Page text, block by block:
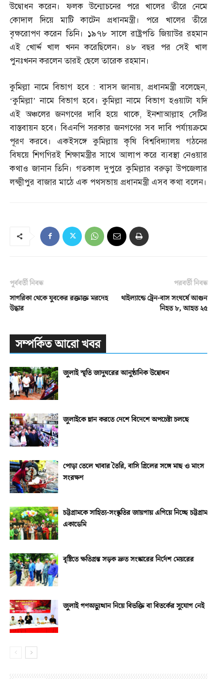
উদ্বোধন করেন। ফলক উন্মোচনের পরে খালের তীরে নেমে
কোদাল দিয়ে মাটি কাটেন প্রধানমন্ত্রী। পরে খালের তীরে
বৃক্ষরোপণ করেন তিনি। ১৯৭৮ সালে রাষ্ট্রপতি জিয়াউর রহমান
এই খোর্দ্দ খাল খনন করেছিলেন। ৪৮ বছর পর সেই খাল
পুনঃখনন করলেন তারই ছেলে তারেক রহমান।
কুমিল্লা নামে বিভাগ হবে :বাসস জানায়, প্রধানমন্ত্রী বলেছেন,
‘কুমিল্লা’ নামে বিভাগ হবে। কুমিল্লা নামে বিভাগ হওয়াটা যদি
এই অঞ্চলের জনগণের দাবি হয়ে থাকে,ইনশাআল্লাহ সেটির
বাস্তবায়ন হবে। বিএনপি সরকার জনগণের সব দাবি পর্যায়ক্রমে
পূরণ করবে। একইসঙ্গে কুমিল্লায় কৃষি বিশ্ববিদ্যালয় গঠনের
বিষয়ে শিগগিরই শিক্ষামন্ত্রীর সাথে আলাপ করে ব্যবস্থা নেওয়ার
কথাও জানান তিনি। গতকাল দুপুরে কুমিল্লার বরুড়া উপজেলার
লক্ষ্মীপুর বাজার মাঠে এক পথসভায় প্রধানমন্ত্রী এসব কথা বলেন।
পূর্ববর্তী নিবন্ধ
সাগরিকা থেকে যুবকের রক্তাক্ত মরদেহ
উদ্ধার
পরবর্তী নিবন্ধ
থাইল্যান্ডে ট্রেন-বাস সংঘর্ষে আগুন
নিহত ৮, আহত ২৫
সম্পর্কিত আরো খবর
জুলাই স্মৃতি জাদুঘরের আনুষ্ঠানিক উদ্বোধন
জুলাইকে ম্লান করতে দেশে বিদেশে অপচেষ্টা চলছে
পোড়া তেলে খাবার তৈরি, বাসি গ্রিলের সঙ্গে মাছ ও মাংস
সংরক্ষণ
চট্টগ্রামকে সাহিত্য-সংস্কৃতির জায়গায় এগিয়ে নিচ্ছে চট্টগ্রাম
একাডেমি
বৃষ্টিতে ক্ষতিগ্রস্ত সড়ক দ্রুত সংস্কারের নির্দেশ মেয়রের
জুলাই গণঅভ্যুত্থান নিয়ে বিভক্তি বা বিতর্কের সুযোগ নেই